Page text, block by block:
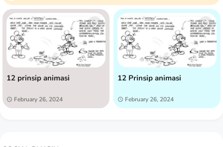
12 prinsip animasi
February 26, 2024
12 Prinsip animasi
February 26, 2024